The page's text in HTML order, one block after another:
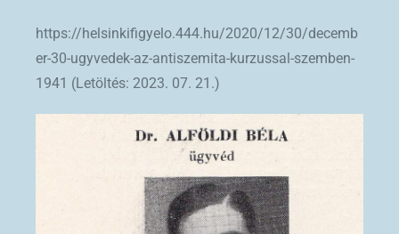
https://helsinkifigyelo.444.hu/2020/12/30/decemb
er-30-ugyvedek-az-antiszemita-kurzussal-szemben-
1941 (Letöltés: 2023. 07. 21.)